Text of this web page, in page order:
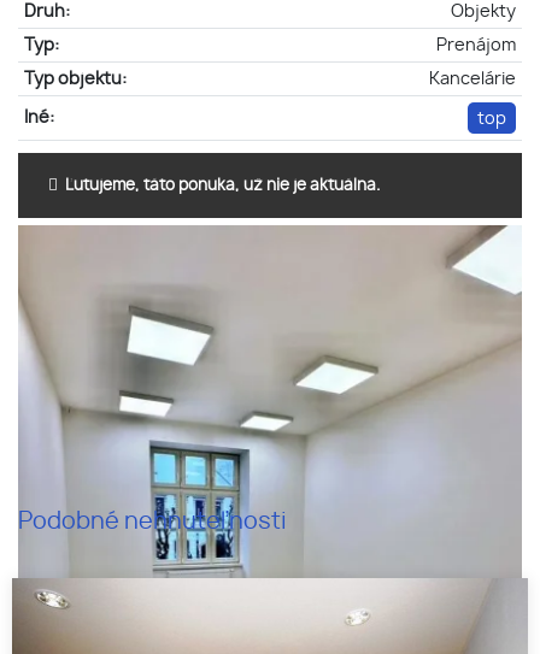
Druh:
Objekty
Typ:
Prenájom
Typ objektu:
Kancelárie
Iné: top
Ľutujeme, táto ponuka, už nie je aktuálna.
Podobné nehnuteľnosti